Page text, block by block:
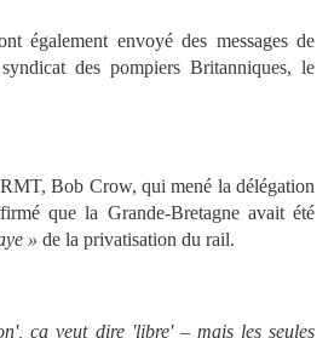
également envoyé des messages de
des pompiers Britanniques, le
Bob Crow, qui mené la délégation
que la Grande-Bretagne avait été
» de la privatisation du rail.
ça veut dire 'libre' – mais les seules